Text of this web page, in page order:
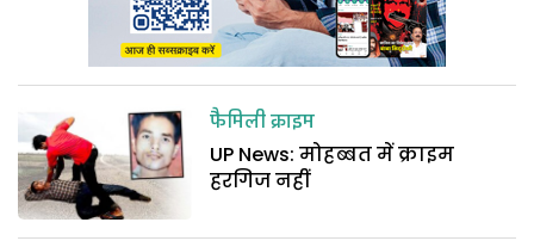
फैमिली क्राइम
UP News: मोहब्बत में क्राइम
हरगिज नहीं